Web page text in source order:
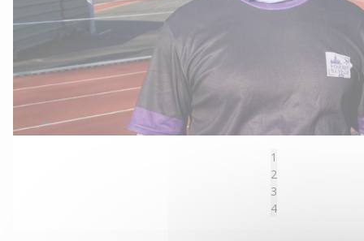
1
2
3
4